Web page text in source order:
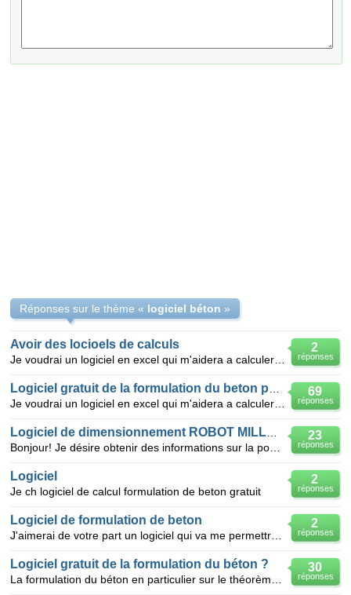
Réponses sur le thème « logiciel béton »
2
réponses
Avoir des locioels de calculs
69
réponses
23
réponses
2
réponses
Logiciel
Je ch logiciel de calcul formulation de beton gratuit
2
réponses
Logiciel de formulation de beton
30
réponses
Logiciel gratuit de la formulation du béton ?